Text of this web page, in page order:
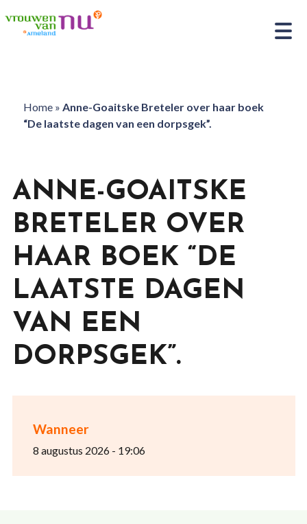
Home» Anne-Goaitske Breteler over haar boek
“De laatste dagen van een dorpsgek”.
Wanneer
8 augustus 2026 - 19:06
ANNE-GOAITSKE
BRETELER OVER
HAAR BOEK “DE
LAATSTE DAGEN
VAN EEN
DORPSGEK”.